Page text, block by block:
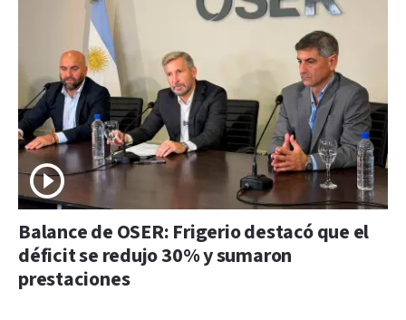
Balance de OSER: Frigerio destacó que el
déficit se redujo 30% y sumaron
prestaciones